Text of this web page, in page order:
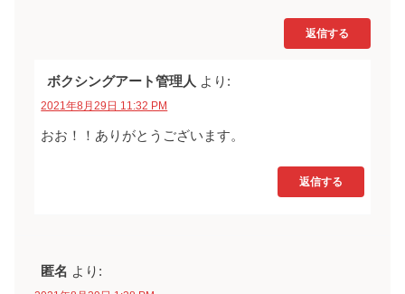
返信する
ボクシングアート管理人 より:
2021年8月29日 11:32 PM
おお！！ありがとうございます。
返信する
匿名 より: